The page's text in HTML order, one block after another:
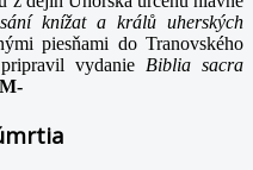
knížat a králů uherských
piesňami do Tranovského
vydanie Biblia sacra